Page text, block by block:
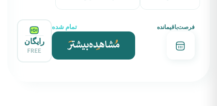
فرصت‌باقیمانده تمام شده
رایگان
FREE